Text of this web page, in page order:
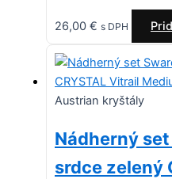
26,00 € s DPH
Austrian kryštály
Nádherný
srdce zelený